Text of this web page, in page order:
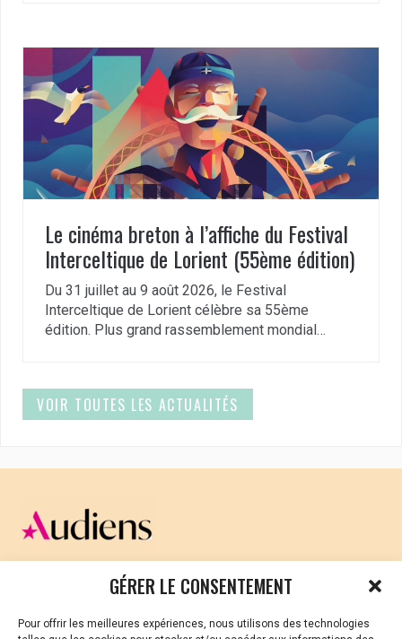
GÉRER LE CONSENTEMENT
Pour offrir les meilleures expériences, nous utilisons des technologies
Le cinéma breton à l’affiche du Festival
Interceltique de Lorient (55ème édition)
Du 31 juillet au 9 août 2026, le Festival
Interceltique de Lorient célèbre sa 55ème
édition. Plus grand rassemblement mondial…
VOIR TOUTES LES ACTUALITÉS
CELLULE D’ÉCOUTE ET DE SOUTIEN PSYCHOLOGIQUE ET
Vous avez été témoin ou vous êtes victime de VSS ? Ou